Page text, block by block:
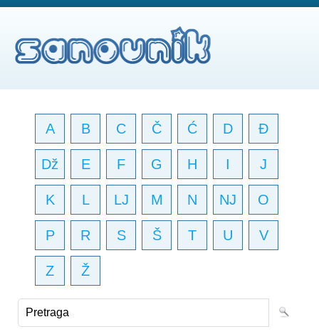
A B C Č Ć D Đ
Dž E F G H I J
K L LJ M N NJ O
P R S Š T U V
Z Ž